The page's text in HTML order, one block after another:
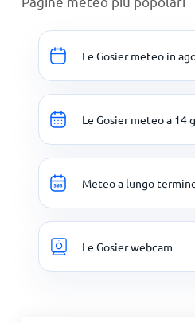
Le Gosier meteo in
Le Gosier meteo a 14
Meteo a lungo
Le Gosier webcam